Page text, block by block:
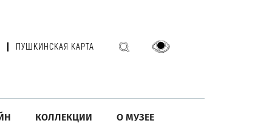
ПУШКИНСКАЯ КАРТА
КОЛЛЕКЦИИ О МУЗЕЕ